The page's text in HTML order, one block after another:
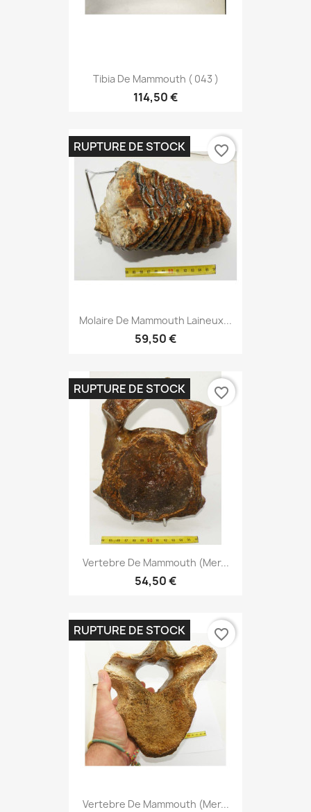
Tibia De Mammouth ( 043 )
114,50 €
Molaire De Mammouth Laineux...
59,50 €
RUPTURE DE STOCK favorite_border
Vertebre De Mammouth (mer...
54,50 €
RUPTURE DE STOCK favorite_border
Vertebre De Mammouth (mer...
RUPTURE DE STOCK favorite_border